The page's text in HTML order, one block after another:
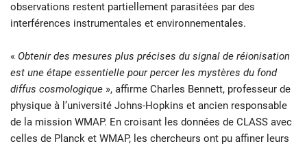
observations restent partiellement parasitées par des
interférences instrumentales et environnementales.
« Obtenir des mesures plus précises du signal de réionisation
est une étape essentielle pour percer les mystères du fond
diffus cosmologique », affirme Charles Bennett, professeur de
physique à l’université Johns-Hopkins et ancien responsable
de la mission WMAP. En croisant les données de CLASS avec
celles de Planck et WMAP, les chercheurs ont pu affiner leurs